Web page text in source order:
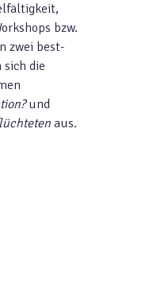
bzw.
zwei best-
sich die
und
aus.